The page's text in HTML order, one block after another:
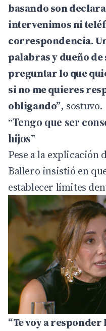
basando son
intervenimos ni
correspondencia.
palabras y dueño de
preguntar lo que
si no me quieres
obligando”, sostuvo.
“Tengo que ser
hijos”
Pese a la explicación
Ballero insistió en
establecer límites
“Te voy a